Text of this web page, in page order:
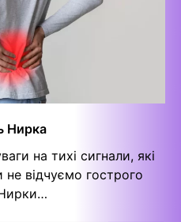
Нирка
на тихі сигнали, які
відчуємо гострого